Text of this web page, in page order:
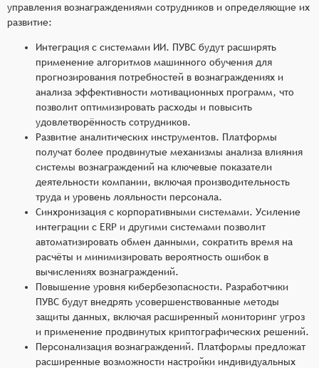
управления вознаграждениями сотрудников и определяющие их
развитие:
Интеграция с системами ИИ. ПУВС будут расширять
применение алгоритмов машинного обучения для
прогнозирования потребностей в вознаграждениях и
анализа эффективности мотивационных программ, что
позволит оптимизировать расходы и повысить
удовлетворённость сотрудников.
Развитие аналитических инструментов. Платформы
получат более продвинутые механизмы анализа влияния
системы вознаграждений на ключевые показатели
деятельности компании, включая производительность
труда и уровень лояльности персонала.
Синхронизация с корпоративными системами. Усиление
интеграции с ERP и другими системами позволит
автоматизировать обмен данными, сократить время на
расчёты и минимизировать вероятность ошибок в
вычислениях вознаграждений.
Повышение уровня кибербезопасности. Разработчики
ПУВС будут внедрять усовершенствованные методы
защиты данных, включая расширенный мониторинг угроз
и применение продвинутых криптографических решений.
Персонализация вознаграждений. Платформы предложат
расширенные возможности настройки индивидуальных